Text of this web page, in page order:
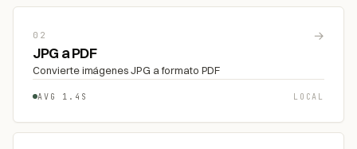
02 →
JPG a PDF
Convierte imágenes JPG a formato PDF
AVG 1.4S LOCAL